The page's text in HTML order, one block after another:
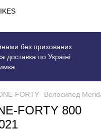
без прихованих
по Україні.
FORTY Велосипед
FORTY 800